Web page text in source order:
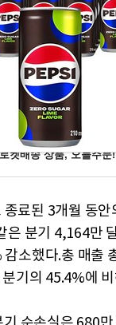
료된 3개월 동
은 분기 4,164만
소했다.총 매출
기의 45.4%에